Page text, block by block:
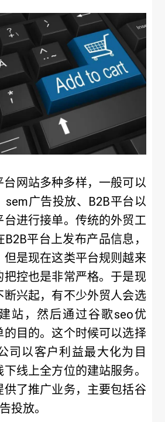
台网站多种多样，一般可以
sem广告投放、B2B平台以
台进行接单。传统的外贸工
平台上发布产品信息，
但是现在这类平台规则越来
把控也是非常严格。于是现
断兴起，有不少外贸人会选
站，然后通过谷歌seo优
的目的。这个时候可以选择
司以客户利益最大化为目
线上全方位的建站服务。
供了推广业务，主要包括谷
投放。